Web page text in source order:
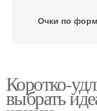
Очки по
Квадратные
Коротко-
выбрать